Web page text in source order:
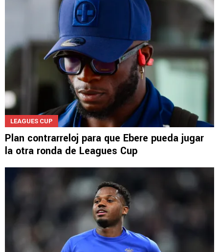
LEAGUES CUP
Plan contrarreloj para que Ebere pueda jugar
la otra ronda de Leagues Cup